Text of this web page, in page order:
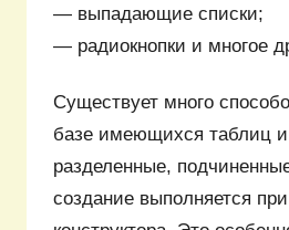
— выпадающие списки;
— радиокнопки и многое
Существует много
базе имеющихся таблиц и
разделенные,
создание выполняется